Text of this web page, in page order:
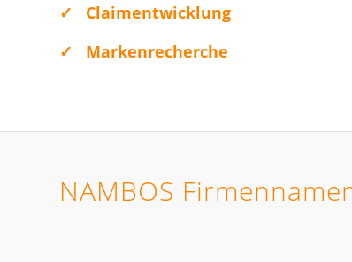
✓
Claimentwicklung
✓
Markenrecherche
NAMBOS